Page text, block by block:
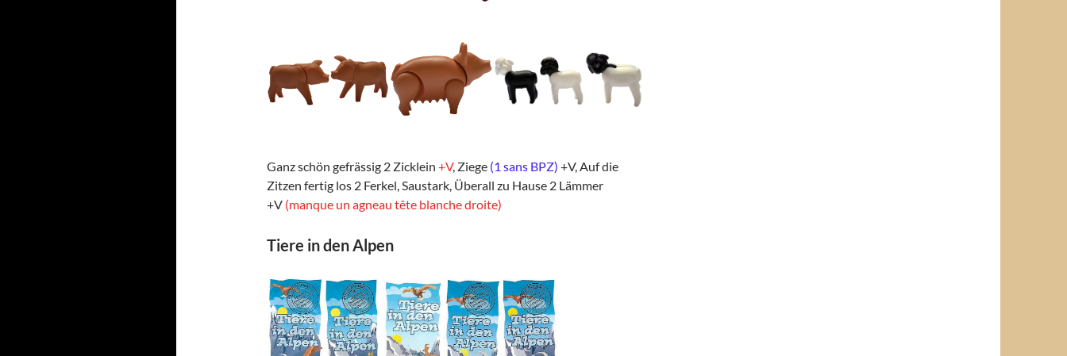
Ganz schön gefrässig 2 Zicklein +V, Ziege (1 sans BPZ) +V, Auf die
Zitzen fertig los 2 Ferkel, Saustark, Überall zu Hause 2 Lämmer
+V (manque un agneau tête blanche droite)
Tiere in den Alpen